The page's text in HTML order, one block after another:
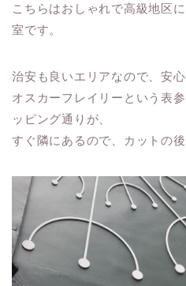
こちらはおしゃれで高級地区
室です。
治安も良いエリアなので、安心
オスカーフレイリーという表
ッピング通りが、
すぐ隣にあるので、カットの